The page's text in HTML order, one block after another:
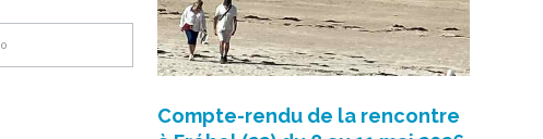
0
Compte-rendu de la rencontre